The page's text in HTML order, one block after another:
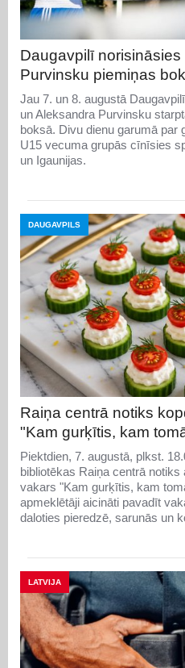
Daugavpilī
Purvinsku piemiņas
Jau 7. un 8. augustā
un Aleksandra Purvinsku
boksā. Divu dienu garumā par
U15 vecuma grupās cīnīsies
un Igaunijas.
DAUGAVPILS
Raiņa centrā notiks
"Kam gurķītis, kam
Piektdien, 7. augustā, plkst.
bibliotēkas Raiņa centrā
vakars "Kam gurķītis, kam
apmeklētāji aicināti pavadīt
daloties pieredzē, sarunās un
LATVIJA